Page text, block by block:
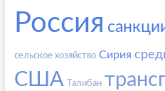
Россия
сельское хозяйство Сирия
США Талибан